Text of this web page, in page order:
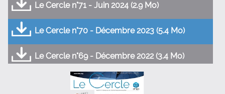
Le Cercle n°71 - Juin 2024 (2.9 Mo)
Le Cercle n°70 - Décembre 2023 (5.4 Mo)
Le Cercle n°69 - Décembre 2022 (3.4 Mo)
Le Cercle n°68 - Juin 2022 (3.5 Mo)